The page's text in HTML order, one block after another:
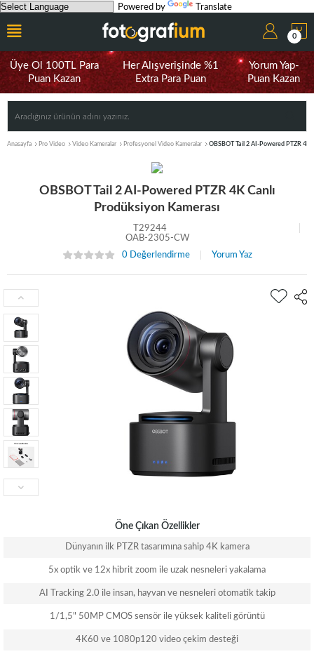
Powered by Translate
0
Üye Ol 100TL Para
Puan Kazan
Her Alışverişinde %1
Extra Para Puan
Yorum Yap-
Puan Kazan
Anasayfa Pro Video Video Kameralar Profesyonel Video Kameralar OBSBOT Tail 2 AI-Powered PTZR 4K
OBSBOT Tail 2 AI-Powered PTZR 4K Canlı
Prodüksiyon Kamerası
T29244
OAB-2305-CW
0 Değerlendirme
Yorum Yaz
Öne Çıkan Özellikler
Dünyanın ilk PTZR tasarımına sahip 4K kamera
5x optik ve 12x hibrit zoom ile uzak nesneleri yakalama
AI Tracking 2.0 ile insan, hayvan ve nesneleri otomatik takip
1/1,5" 50MP CMOS sensör ile yüksek kaliteli görüntü
4K60 ve 1080p120 video çekim desteği